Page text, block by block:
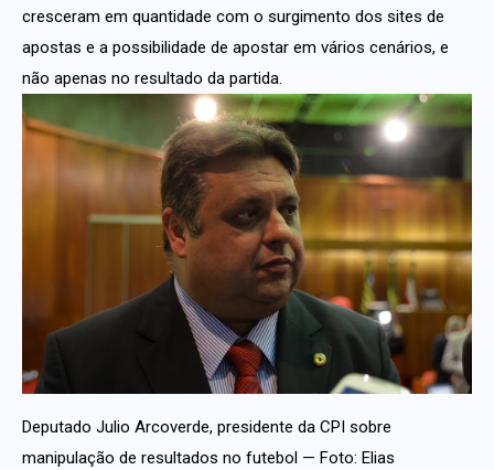
cresceram em quantidade com o surgimento dos sites de
apostas e a possibilidade de apostar em vários cenários, e
não apenas no resultado da partida.
Deputado Julio Arcoverde, presidente da CPI sobre
manipulação de resultados no futebol — Foto: Elias